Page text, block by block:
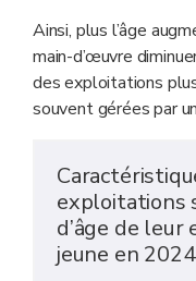
Ainsi, plus l’âge
main-d’œuvre
des exploitations
souvent gérées par
exploitations
d’âge de
jeune en 2024